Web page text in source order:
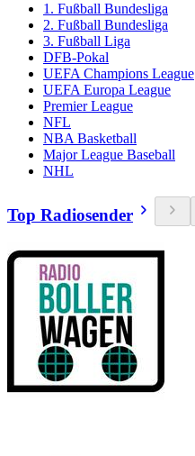
1. Fußball Bundesliga
2. Fußball Bundesliga
3. Fußball Liga
DFB-Pokal
UEFA Champions League
UEFA Europa League
Premier League
NFL
NBA Basketball
Major League Baseball
NHL
Top Radiosender